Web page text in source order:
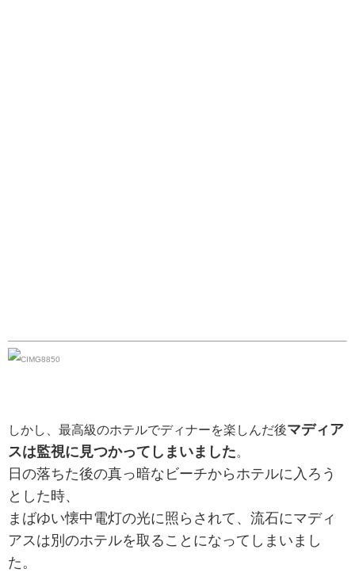
しかし、最高級のホテルでディナーを楽しんだ後マディア
スは監視に見つかってしまいました
日の落ちた後の真っ暗なビーチからホテルに入ろう
とした時、
まばゆい懐中電灯の光に照らされて、流石にマディ
アスは別のホテルを取ることになってしまいまし
た。